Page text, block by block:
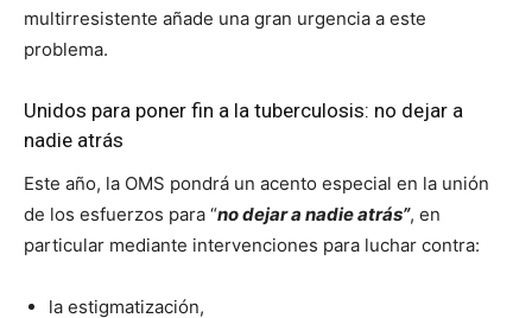
multirresistente añade una gran urgencia a este
problema.
Unidos para poner fin a la tuberculosis: no dejar a
nadie atrás
Este año, la OMS pondrá un acento especial en la unión
de los esfuerzos para “no dejar a nadie atrás”, en
particular mediante intervenciones para luchar contra:
la estigmatización,